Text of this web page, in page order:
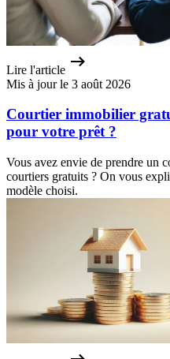
Lire l'article
Mis à jour le 3 août 2026
Courtier immobilier
pour votre prêt ?
Vous avez envie de prendre un
courtiers gratuits ? On vous
modèle choisi.